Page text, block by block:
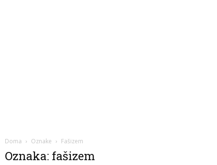
Doma Oznake Fašizem
Oznaka: fašizem